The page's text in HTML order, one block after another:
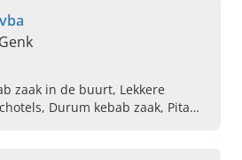
zaak in de buurt, Lekkere
Durum kebab zaak, Pita